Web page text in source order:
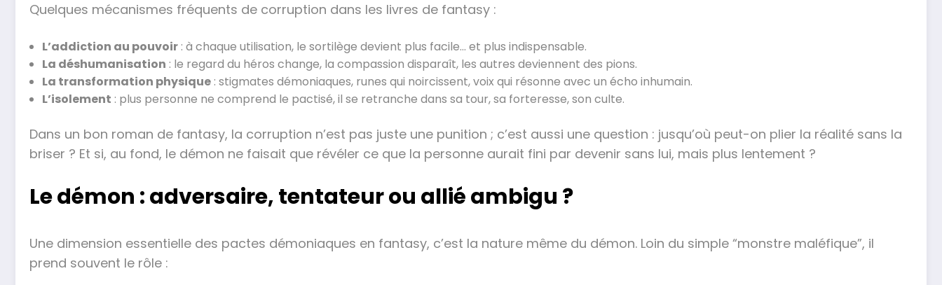
Quelques mécanismes fréquents de corruption dans les livres de fantasy :
L’addiction au pouvoir : à chaque utilisation, le sortilège devient plus facile… et plus indispensable.
La déshumanisation : le regard du héros change, la compassion disparaît, les autres deviennent des pions.
La transformation physique : stigmates démoniaques, runes qui noircissent, voix qui résonne avec un écho inhumain.
L’isolement : plus personne ne comprend le pactisé, il se retranche dans sa tour, sa forteresse, son culte.
Dans un bon roman de fantasy, la corruption n’est pas juste une punition ; c’est aussi une question : jusqu’où peut-on plier la réalité sans la
briser ? Et si, au fond, le démon ne faisait que révéler ce que la personne aurait fini par devenir sans lui, mais plus lentement ?
Le démon : adversaire, tentateur ou allié ambigu ?
Une dimension essentielle des pactes démoniaques en fantasy, c’est la nature même du démon. Loin du simple “monstre maléfique”, il
prend souvent le rôle :